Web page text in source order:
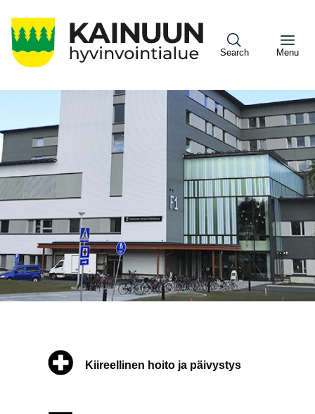
pääsisältöön
Search Menu
Sote
Menu
Asiakkaille
Kiireellinen hoito ja päivystys